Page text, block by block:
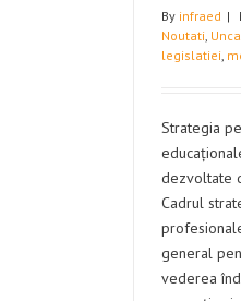
By infraed |
Noutati
legislatiei
Strategia
dezvoltate
Cadrul
general
vederea